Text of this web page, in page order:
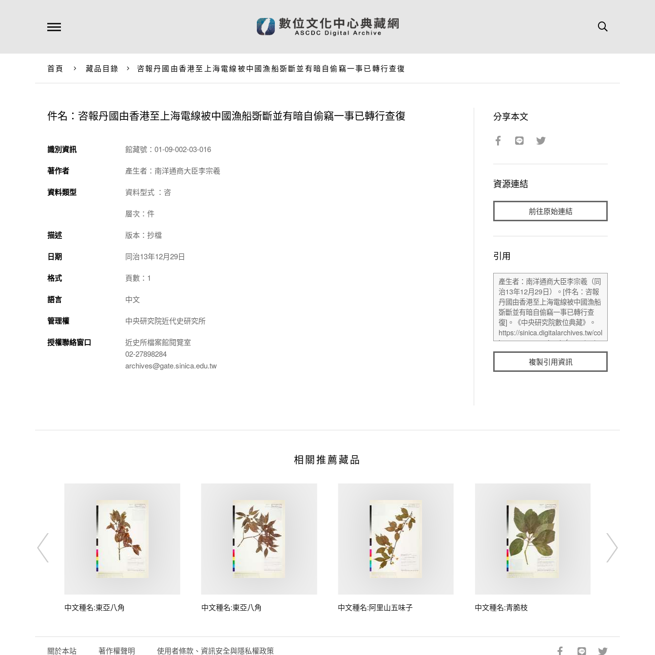
首頁 藏品目錄 咨報丹國由香港至上海電線被中國漁船斲斷並有暗自偷竊一事已轉行查復
件名：咨報丹國由香港至上海電線被中國漁船斲斷並有暗自偷竊一事已轉行查復
識別資訊 館藏號：01-09-002-03-016
著作者 產生者：南洋通商大臣李宗羲
資料類型 資料型式 ：咨
層次：件
描述 版本：抄檔
日期 同治13年12月29日
格式 頁數：1
語言 中文
管理權 中央研究院近代史研究所
授權聯絡窗口
近史所檔案館閱覽室
02-27898284
archives@gate.sinica.edu.tw
分享本文
資源連結
前往原始連結
引用
複製引用資訊
相關推薦藏品
中文種名:東亞八角 中文種名:東亞八角 中文種名:阿里山五味子 中文種名:青脆枝
關於本站 著作權聲明 使用者條款、資訊安全與隱私權政策